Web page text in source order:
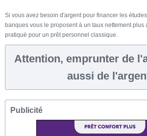
Si vous avez besoin d'argent pour financer les
banques vous le proposent à un taux nettement plus
pratiqué pour un prêt personnel classique.
Attention, emprunter de
aussi de
Publicité